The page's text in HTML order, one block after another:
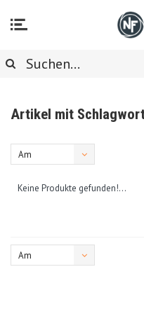
Artikel mit
Am
Keine Produkte gefunden!...
Am